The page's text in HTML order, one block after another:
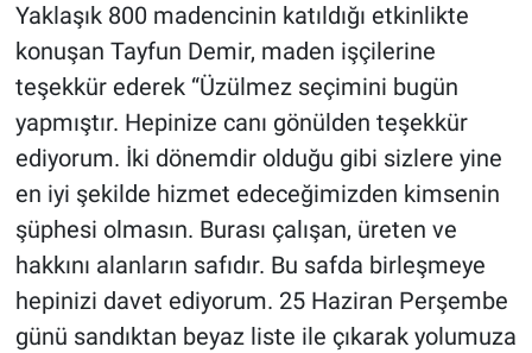
Yaklaşık 800 madencinin katıldığı etkinlikte
konuşan Tayfun Demir, maden işçilerine
teşekkür ederek “Üzülmez seçimini bugün
yapmıştır. Hepinize canı gönülden teşekkür
ediyorum. İki dönemdir olduğu gibi sizlere yine
en iyi şekilde hizmet edeceğimizden kimsenin
şüphesi olmasın. Burası çalışan, üreten ve
hakkını alanların safıdır. Bu safda birleşmeye
hepinizi davet ediyorum. 25 Haziran Perşembe
günü sandıktan beyaz liste ile çıkarak yolumuza